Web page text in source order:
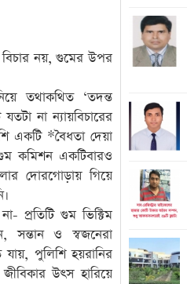
নয়, গুমের উপর
তথাকথিত ‘তদন্ত
না ন্যায়বিচারের
একটি *বৈধতা দেয়া
কমিশন একটিবারও
দোরগোড়ায় গিয়ে
প্রতিটি গুম ভিক্টিম
সন্তান ও স্বজনেরা
পুলিশি হয়রানির
উৎস হারিয়ে